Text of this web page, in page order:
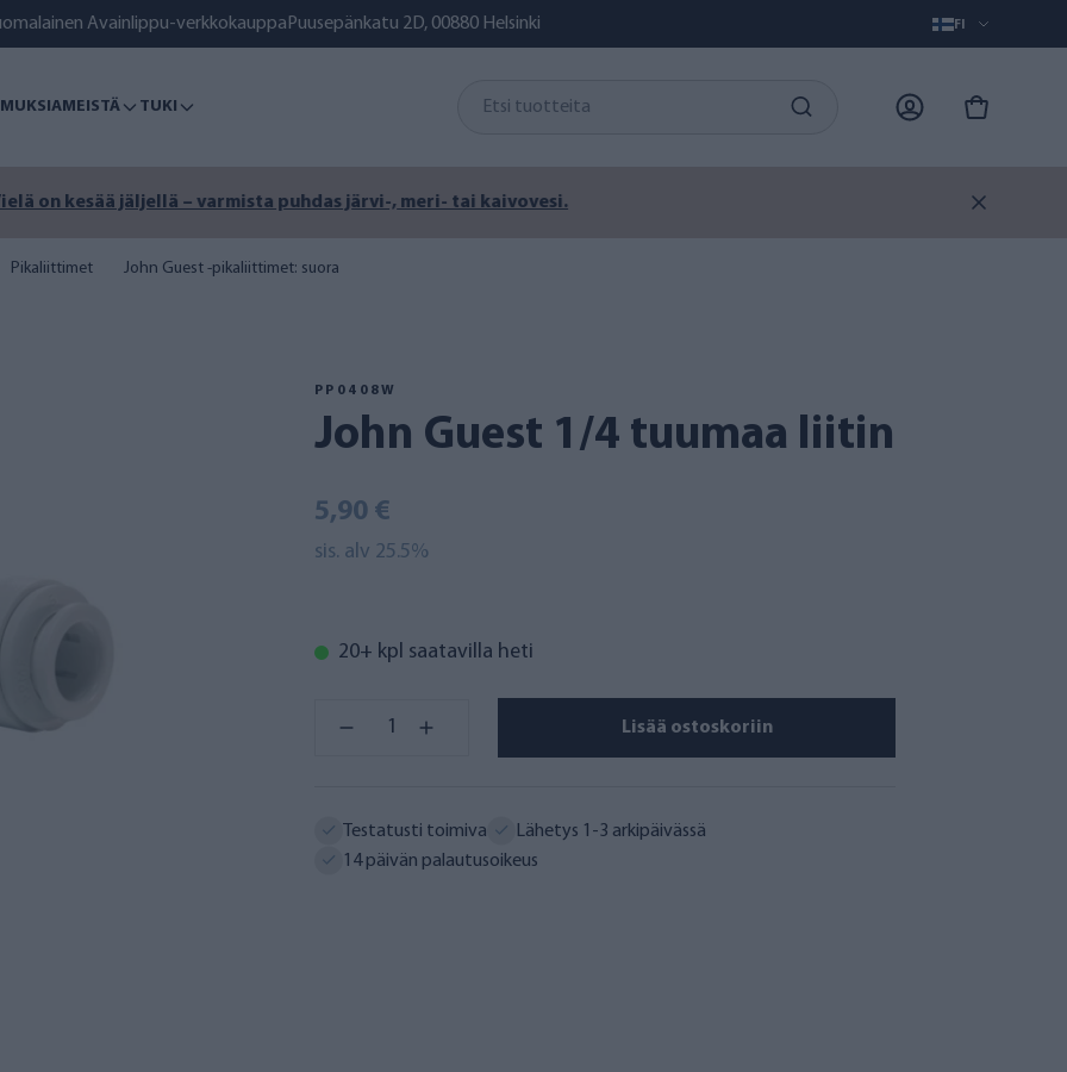
Avainlippu-verkkokauppa Puusepänkatu 2D, 00880 Helsinki FI
MEISTÄ TUKI
on kesää jäljellä – varmista puhdas järvi-, meri- tai kaivovesi.
Pikaliittimet John Guest -pikaliittimet: suora
PP0408W
John Guest 1/4 tuumaa liitin
5,90 €
sis. alv 25.5%
20+ kpl saatavilla heti
Lisää ostoskoriin
Testatusti toimiva
Lähetys 1-3 arkipäivässä
14 päivän palautusoikeus